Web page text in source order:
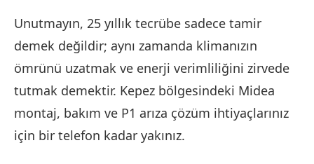
Unutmayın, 25 yıllık tecrübe sadece tamir
demek değildir; aynı zamanda klimanızın
ömrünü uzatmak ve enerji verimliliğini zirvede
tutmak demektir. Kepez bölgesindeki Midea
montaj, bakım ve P1 arıza çözüm ihtiyaçlarınız
için bir telefon kadar yakınız.